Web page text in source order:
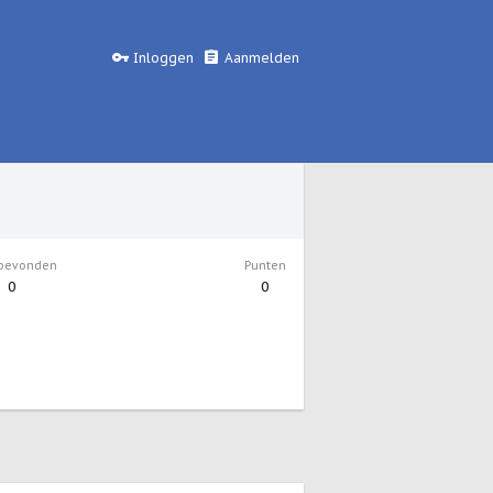
Inloggen Aanmelden
0
Punten
0